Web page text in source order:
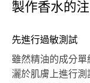
製作香水的
先進行過敏測試
雖然精油的成分
灑於肌膚上進行